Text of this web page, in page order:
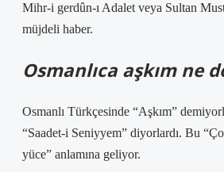
Mihr-i gerdûn-ı Adalet veya Sultan
müjdeli haber.
Osmanlıca aşkım ne
Osmanlı Türkçesinde “Aşkım”
“Saadet-i Seniyyem” diyorlardı. Bu
yüce” anlamına geliyor.